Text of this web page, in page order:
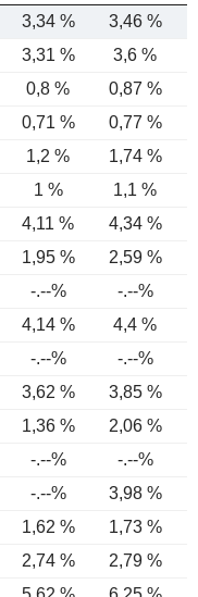
3,34 %
3,46 %
3,31 % 3,6 %
0,8 % 0,87 %
0,71 % 0,77 %
1,2 % 1,74 %
1 % 1,1 %
4,11 % 4,34 %
1,95 % 2,59 %
-.--%
-.--%
4,14 % 4,4 %
-.--% -.--%
3,62 % 3,85 %
1,36 % 2,06 %
-.--% -.--%
-.--%
3,98 %
1,62 % 1,73 %
2,74 % 2,79 %